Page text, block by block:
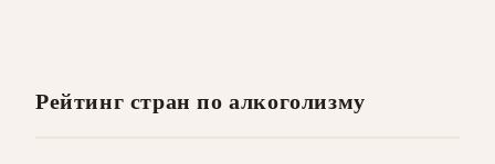
Рейтинг стран по алкоголизму